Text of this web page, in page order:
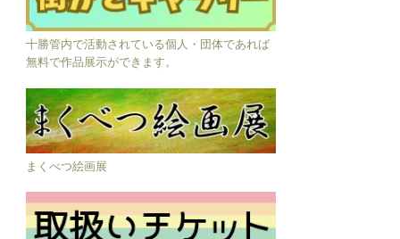
十勝管内で活動されている個人・団体であれば
無料で作品展示ができます。
まくべつ絵画展